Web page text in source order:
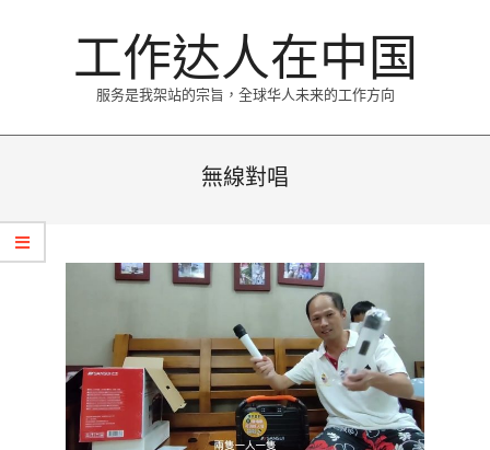
工作达人在中国
服务是我架站的宗旨，全球华人未来的工作方向
無線對唱